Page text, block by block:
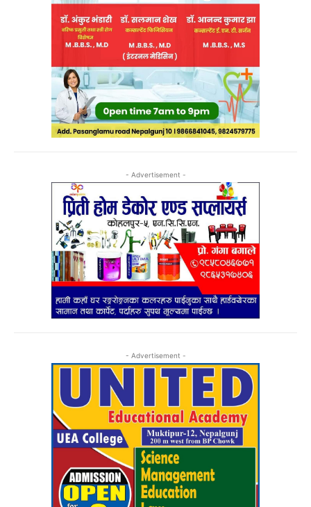
- Advertisement -
- Advertisement -